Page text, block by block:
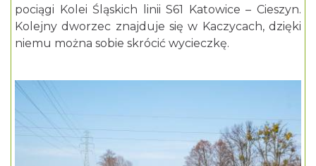
pociągi Kolei Śląskich linii S61 Katowice – Cieszyn.
Kolejny dworzec znajduje się w Kaczycach, dzięki
niemu można sobie skrócić wycieczkę.